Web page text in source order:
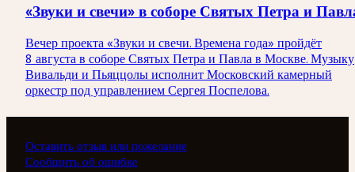
«Звуки и свечи» в соборе Святых Петра и
Вечер проекта «Звуки и свечи. Времена года» пройдёт
8 августа в соборе Святых Петра и Павла в Москве. Музыку
Вивальди и Пьяццолы исполнит Московский камерный
оркестр под управлением Сергея Поспелова.
Оставить отзыв или пожелание
Сообщить об ошибке